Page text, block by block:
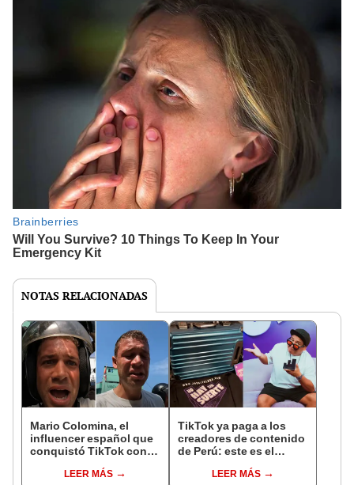
NOTAS RELACIONADAS
Mario Colomina, el
influencer español que
conquistó TikTok con
"Mi amor nació por la
LEER MÁS
TikTok ya paga a los
creadores de contenido
de Perú: este es el
llegar a cobrar por 1.000
LEER MÁS